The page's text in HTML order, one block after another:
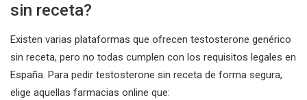
sin receta?
Existen varias plataformas que ofrecen testosterone genérico
sin receta, pero no todas cumplen con los requisitos legales en
España. Para pedir testosterone sin receta de forma segura,
elige aquellas farmacias online que: